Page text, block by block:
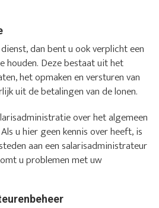
dan bent u ook verplicht een
houden. Deze bestaat uit het
het opmaken en versturen van
uit de betalingen van de lonen.
over het algemeen
u hier geen kennis over heeft, is
aan een salarisadministrateur
u problemen met uw